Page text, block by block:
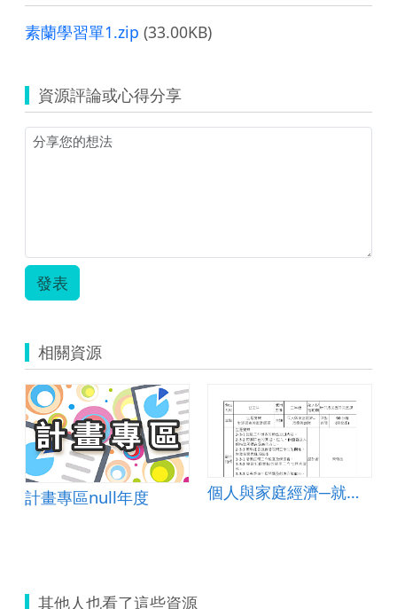
素蘭學習單1.zip (33.00KB)
資源評論或心得分享
發表
相關資源
計畫專區null年度 個人與家庭經濟─就業與創業
其他人也看了這些資源